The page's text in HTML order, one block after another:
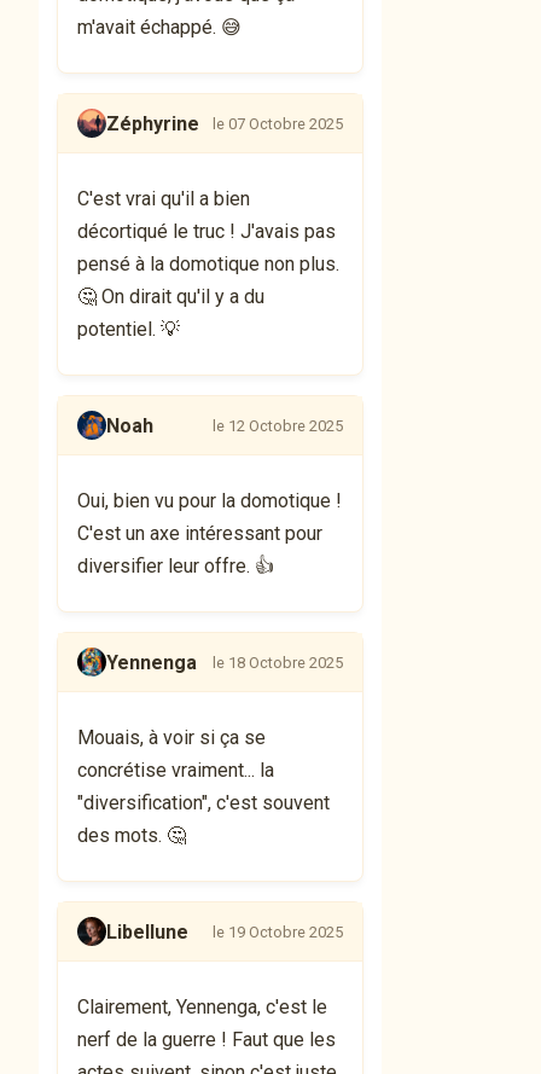
m'avait échappé. 😅
Zéphyrine le 07 Octobre 2025
C'est vrai qu'il a bien
décortiqué le truc ! J'avais pas
pensé à la domotique non plus.
🤔 On dirait qu'il y a du
potentiel. 💡
Noah le 12 Octobre 2025
Oui, bien vu pour la domotique !
C'est un axe intéressant pour
diversifier leur offre. 👍
Yennenga le 18 Octobre 2025
Mouais, à voir si ça se
concrétise vraiment... la
"diversification", c'est souvent
des mots. 🤔
Libellune le 19 Octobre 2025
Clairement, Yennenga, c'est le
nerf de la guerre ! Faut que les